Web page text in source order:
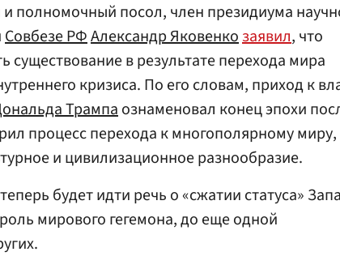
полномочный посол, член президиума
Совбезе РФАлександр Яковенкозаявил, что
существование в результате перехода мира
кризиса. По его словам, приход к
Трампаознаменовал конец эпохи
процесс перехода к многополярному миру,
и цивилизационное разнообразие.
будет идти речь о «сжатии статуса»
мирового гегемона, до еще одной